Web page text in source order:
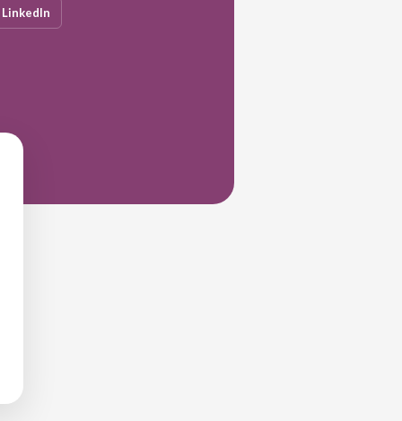
LinkedIn